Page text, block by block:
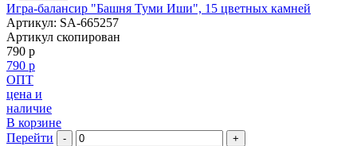
Игра-балансир "Башня Туми Иши", 15 цветных камней
Артикул: SA-665257
Артикул скопирован
790 р
790 р
ОПТ
цена и
наличие
В корзине
Перейти
- +